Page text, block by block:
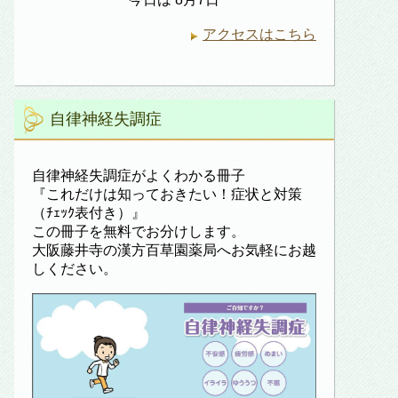
アクセスはこちら
自律神経失調症
自律神経失調症がよくわかる冊子
『これだけは知っておきたい！症状と対策
（ﾁｪｯｸ表付き）』
この冊子を無料でお分けします。
大阪藤井寺の漢方百草園薬局へお気軽にお越
しください。